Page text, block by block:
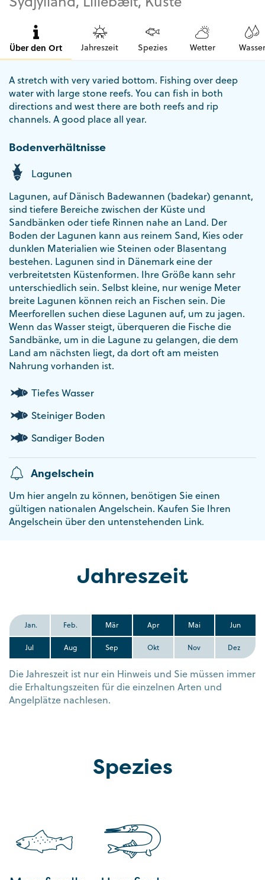
Über den Ort Jahreszeit Spezies Wetter Wasser
A stretch with very varied bottom. Fishing over deep
water with large stone reefs. You can fish in both
directions and west there are both reefs and rip
channels. A good place all year.
Bodenverhältnisse
Lagunen
Lagunen, auf Dänisch Badewannen (badekar) genannt,
sind tiefere Bereiche zwischen der Küste und
Sandbänken oder tiefe Rinnen nahe an Land. Der
Boden der Lagunen kann aus reinem Sand, Kies oder
dunklen Materialien wie Steinen oder Blasentang
bestehen. Lagunen sind in Dänemark eine der
verbreitetsten Küstenformen. Ihre Größe kann sehr
unterschiedlich sein. Selbst kleine, nur wenige Meter
breite Lagunen können reich an Fischen sein. Die
Meerforellen suchen diese Lagunen auf, um zu jagen.
Wenn das Wasser steigt, überqueren die Fische die
Sandbänke, um in die Lagune zu gelangen, die dem
Land am nächsten liegt, da dort oft am meisten
Nahrung vorhanden ist.
Tiefes Wasser
Steiniger Boden
Sandiger Boden
Angelschein
Um hier angeln zu können, benötigen Sie einen
gültigen nationalen Angelschein. Kaufen Sie Ihren
Angelschein über den untenstehenden Link.
Jahreszeit
Jan. Feb. Mär Apr Mai Jun
Jul Aug Sep Okt Nov Dez
Die Jahreszeit ist nur ein Hinweis und Sie müssen immer
die Erhaltungszeiten für die einzelnen Arten und
Angelplätze nachlesen.
Spezies